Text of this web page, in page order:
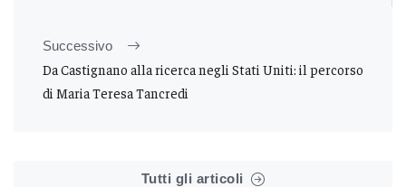
Successivo
Da Castignano alla ricerca negli Stati Uniti: il percorso
di Maria Teresa Tancredi
Tutti gli articoli